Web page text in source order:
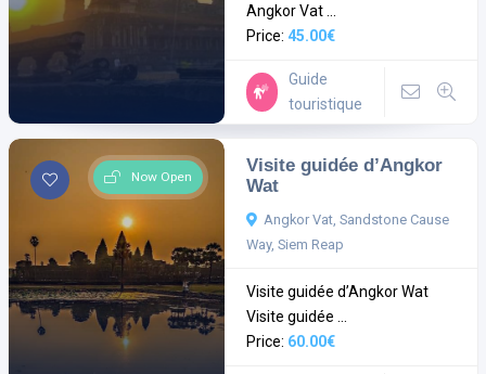
Angkor Vat ...
Price: 45.00€
Guide
touristique
Now Open
Visite guidée d’Angkor
Wat
Angkor Vat, Sandstone Cause
Way, Siem Reap
Visite guidée d’Angkor Wat
Visite guidée ...
Price: 60.00€